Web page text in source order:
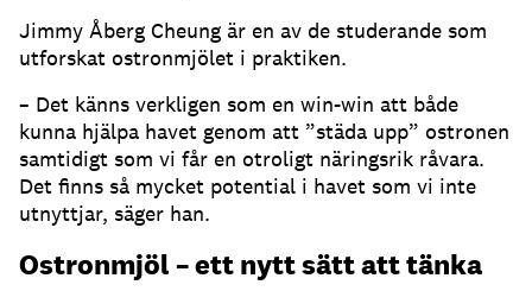
Jimmy Åberg Cheung är en av de studerande som
utforskat ostronmjölet i praktiken.
– Det känns verkligen som en win-win att både
kunna hjälpa havet genom att ”städa upp” ostronen
samtidigt som vi får en otroligt näringsrik råvara.
Det finns så mycket potential i havet som vi inte
utnyttjar, säger han.
Ostronmjöl – ett nytt sätt att tänka